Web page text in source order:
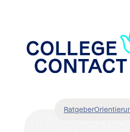
Ratgeber